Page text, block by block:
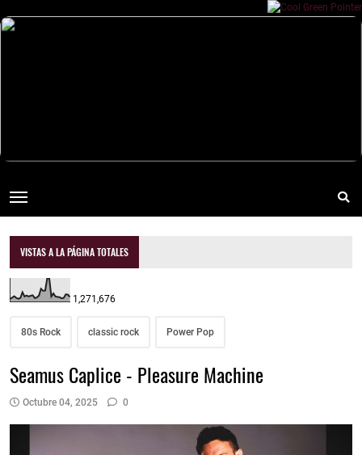
VISTAS A LA PÁGINA TOTALES
1,271,676
80s Rock classic rock Power Pop
Seamus Caplice - Pleasure Machine
Octubre 04, 2025 0